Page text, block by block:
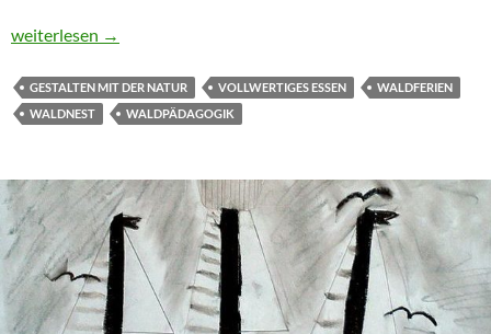
13 kleine Waldmonster
weiterlesen →
GESTALTEN MIT DER NATUR VOLLWERTIGES ESSEN
WALDFERIEN
WALDNEST
WALDPÄDAGOGIK